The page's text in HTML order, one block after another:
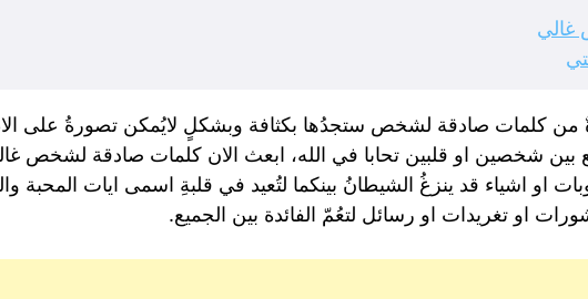
غالي
كلمات صادقة لشخص ستجدُها بكثافة وبشكلٍ لايُمكن تصورةُ على
بين شخصين او قلبين تحابا في الله، ابعث الان كلمات صادقة لشخص
او اشياء قد ينزغُ الشيطانُ بينكما لتُعيد في قلبةِ اسمى ايات
او تغريدات او رسائل لتعُمّ الفائدة بين الجميع.